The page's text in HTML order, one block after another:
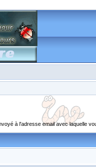
à l'adresse email avec laquelle